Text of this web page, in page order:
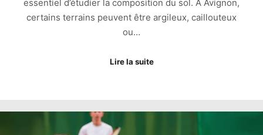
essentiel d’étudier la composition du sol. À Avignon,
certains terrains peuvent être argileux, caillouteux
ou…
Lire la suite